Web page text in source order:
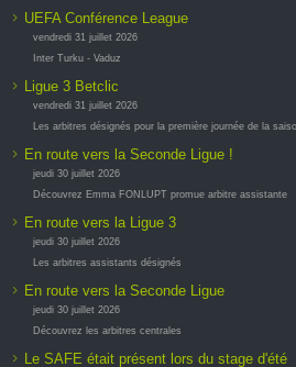
UEFA Conférence League
vendredi 31 juillet 2026
Inter Turku - Vaduz
Ligue 3 Betclic
vendredi 31 juillet 2026
Les arbitres désignés pour la première journée de la
En route vers la Seconde Ligue !
jeudi 30 juillet 2026
Découvrez Emma FONLUPT promue arbitre assistante
En route vers la Ligue 3
jeudi 30 juillet 2026
Les arbitres assistants désignés
En route vers la Seconde Ligue
jeudi 30 juillet 2026
Découvrez les arbitres centrales
Le SAFE était présent lors du stage d'été